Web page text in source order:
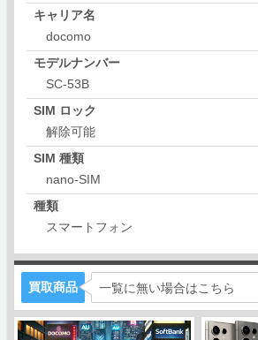
キャリア名
docomo
モデルナンバー
SC-53B
SIM ロック
解除可能
SIM 種類
nano-SIM
種類
スマートフォン
買取商品 一覧に無い場合はこちら